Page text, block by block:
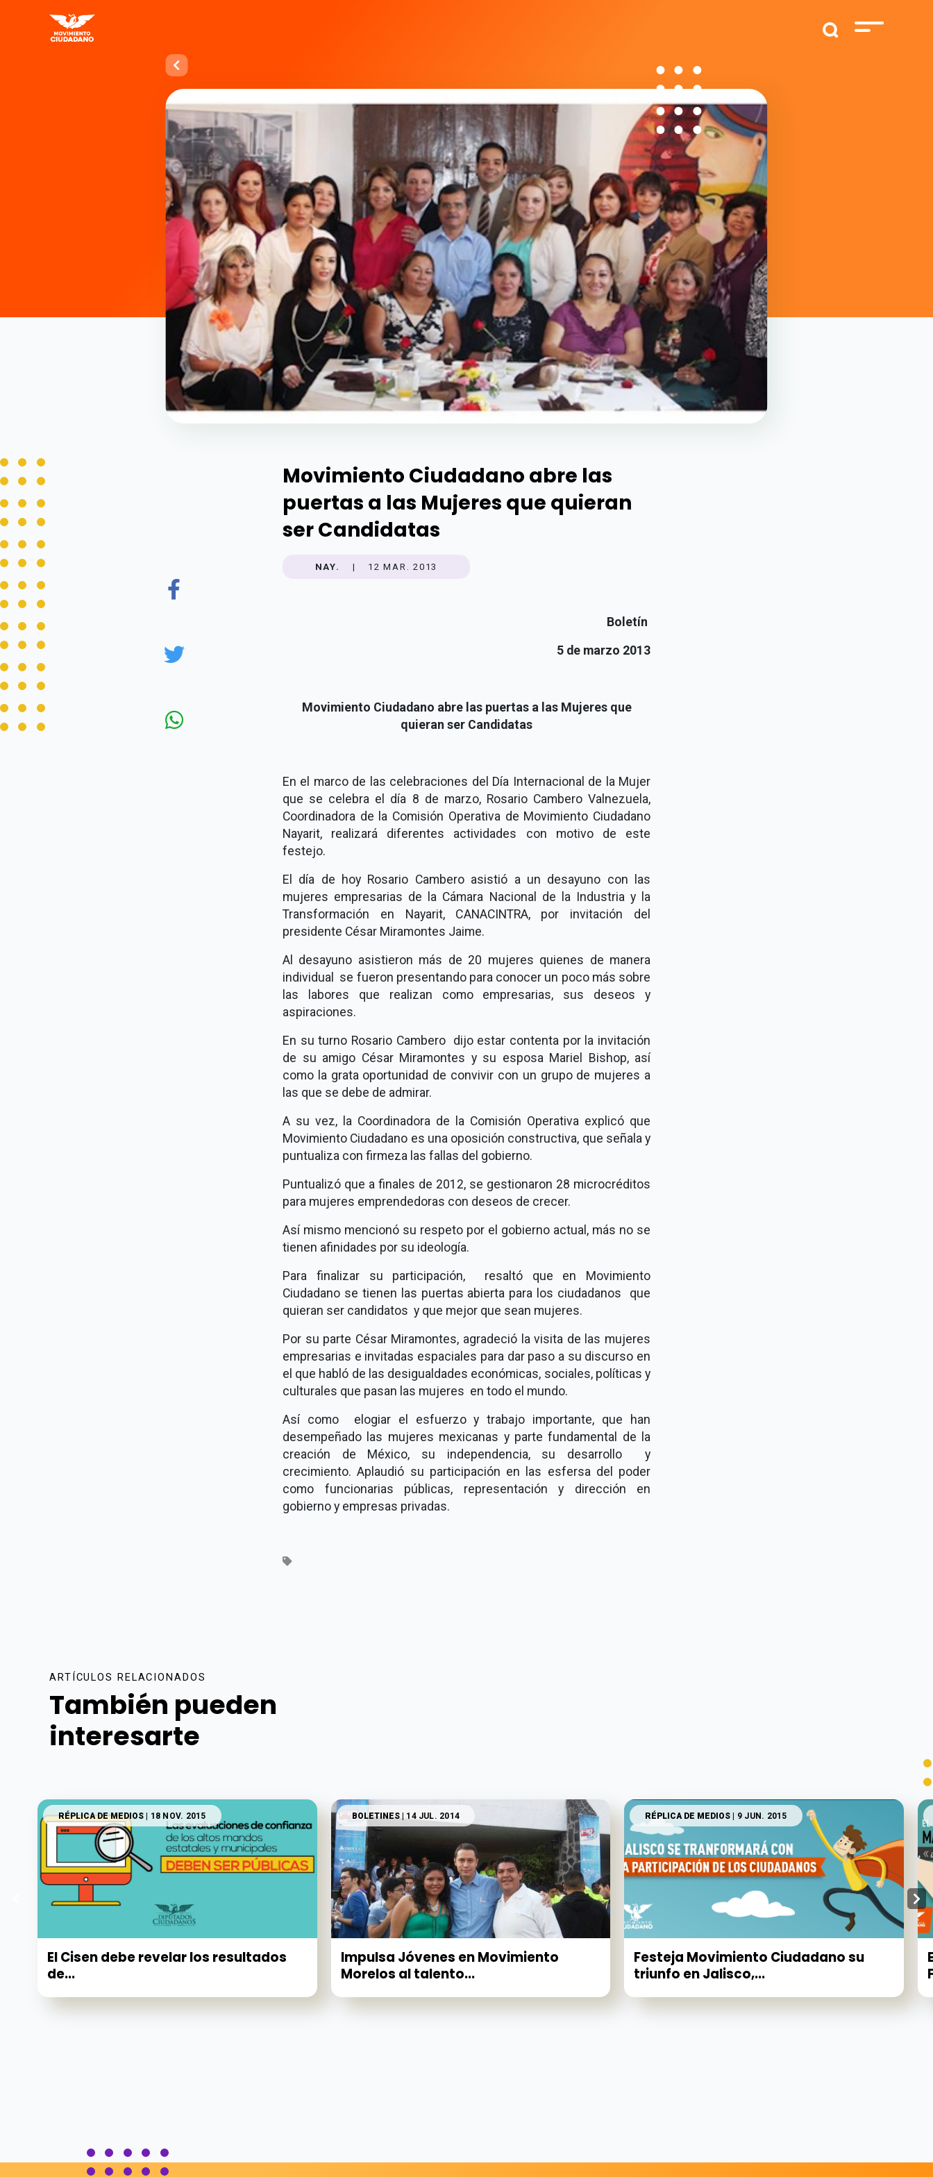
Movimiento Ciudadano abre las
puertas a las Mujeres que quieran
ser Candidatas
NAY. | 12 MAR. 2013
Boletín
5 de marzo 2013
Movimiento Ciudadano abre las puertas a las Mujeres que
quieran ser Candidatas
En el marco de las celebraciones del Día Internacional de la Mujer
que se celebra el día 8 de marzo, Rosario Cambero Valnezuela,
Coordinadora de la Comisión Operativa de Movimiento Ciudadano
Nayarit, realizará diferentes actividades con motivo de este
festejo.
El día de hoy Rosario Cambero asistió a un desayuno con las
mujeres empresarias de la Cámara Nacional de la Industria y la
Transformación en Nayarit, CANACINTRA, por invitación del
presidente César Miramontes Jaime.
Al desayuno asistieron más de 20 mujeres quienes de manera
individual se fueron presentando para conocer un poco más sobre
las labores que realizan como empresarias, sus deseos y
aspiraciones.
En su turno Rosario Cambero dijo estar contenta por la invitación
de su amigo César Miramontes y su esposa Mariel Bishop, así
como la grata oportunidad de convivir con un grupo de mujeres a
las que se debe de admirar.
A su vez, la Coordinadora de la Comisión Operativa explicó que
Movimiento Ciudadano es una oposición constructiva, que señala y
puntualiza con firmeza las fallas del gobierno.
Puntualizó que a finales de 2012, se gestionaron 28 microcréditos
para mujeres emprendedoras con deseos de crecer.
Así mismo mencionó su respeto por el gobierno actual, más no se
tienen afinidades por su ideología.
Para finalizar su participación, resaltó que en Movimiento
Ciudadano se tienen las puertas abierta para los ciudadanos que
quieran ser candidatos y que mejor que sean mujeres.
Por su parte César Miramontes, agradeció la visita de las mujeres
empresarias e invitadas espaciales para dar paso a su discurso en
el que habló de las desigualdades económicas, sociales, políticas y
culturales que pasan las mujeres en todo el mundo.
Así como elogiar el esfuerzo y trabajo importante, que han
desempeñado las mujeres mexicanas y parte fundamental de la
creación de México, su independencia, su desarrollo y
crecimiento. Aplaudió su participación en las esfersa del poder
como funcionarias públicas, representación y dirección en
gobierno y empresas privadas.
ARTÍCULOS RELACIONADOS
También pueden
interesarte
RÉPLICA DE MEDIOS | 18 NOV. 2015
El Cisen debe revelar los resultados
de...
BOLETINES| 14 JUL. 2014
Impulsa Jóvenes en Movimiento
Morelos al talento...
RÉPLICA DE MEDIOS | 9 JUN. 2015
Festeja Movimiento Ciudadano su
triunfo en Jalisco,...